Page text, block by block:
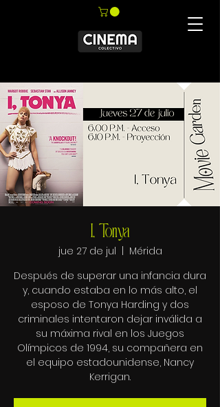
I, Tonya
jue 27 de jul
Mérida
Después de superar una infancia dura
y, cuando estaba en lo más alto, el
esposo de Tonya Harding y dos
criminales intentaron dejar inválida a
su máxima rival en los Juegos
Olímpicos de 1994, su compañera en
el equipo estadounidense, Nancy
Kerrigan.